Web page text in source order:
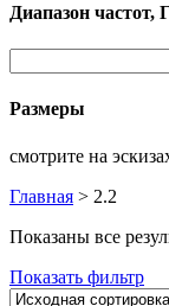
Диапазон частот,
Размеры
смотрите на
Главная > 2.2
Показаны все
Показать фильтр